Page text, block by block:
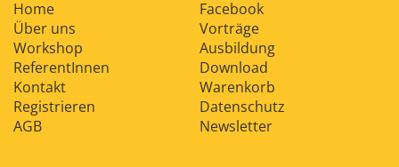
Home
Facebook
Über uns
Vorträge
Workshop
Ausbildung
ReferentInnen
Download
Kontakt
Warenkorb
Registrieren
Datenschutz
AGB
Newsletter